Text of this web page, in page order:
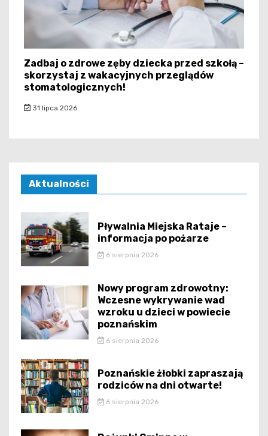
Zadbaj o zdrowe zęby dziecka przed szkołą –
skorzystaj z wakacyjnych przeglądów
stomatologicznych!
31 lipca 2026
Aktualności
Pływalnia Miejska Rataje –
informacja po pożarze
6 sierpnia 2026
Nowy program zdrowotny:
Wczesne wykrywanie wad
wzroku u dzieci w powiecie
poznańskim
6 sierpnia 2026
Poznańskie żłobki zapraszają
rodziców na dni otwarte!
6 sierpnia 2026